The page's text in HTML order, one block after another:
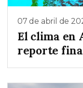
07 de abril de
El clima en
reporte